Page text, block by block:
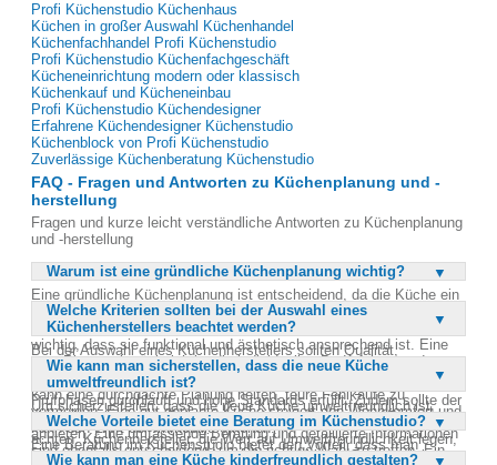
Profi Küchenstudio Küchenhaus
Küchen in großer Auswahl Küchenhandel
Küchenfachhandel Profi Küchenstudio
Profi Küchenstudio Küchenfachgeschäft
Kücheneinrichtung modern oder klassisch
Küchenkauf und Kücheneinbau
Profi Küchenstudio Küchendesigner
Erfahrene Küchendesigner Küchenstudio
Küchenblock von Profi Küchenstudio
Zuverlässige Küchenberatung Küchenstudio
FAQ - Fragen und Antworten zu Küchenplanung und -
herstellung
Fragen und kurze leicht verständliche Antworten zu Küchenplanung
und -herstellung
Warum ist eine gründliche Küchenplanung wichtig?
Eine gründliche Küchenplanung ist entscheidend, da die Küche ein
zentraler Raum im Zuhause ist, in dem man sich wohlfühlen sollte.
Sie wird oft über Jahre oder Jahrzehnte genutzt, daher ist es
wichtig, dass sie funktional und ästhetisch ansprechend ist. Eine
gute Planung berücksichtigt die individuellen Bedürfnisse und
Vorlieben, sodass die Küche optimal genutzt werden kann. Zudem
kann eine durchdachte Planung helfen, teure Fehlkäufe zu
vermeiden. Eine gut geplante Küche steigert den Wohnkomfort und
kann den Wert der Immobilie erhöhen.
Welche Kriterien sollten bei der Auswahl eines
Küchenherstellers beachtet werden?
Bei der Auswahl eines Küchenherstellers sollten Qualität,
Umweltfreundlichkeit und Sicherheit im Umgang mit Kindern im
Vordergrund stehen. Es ist wichtig, dass der Hersteller strenge
Prüfphasen durchläuft und hohe Standards erfüllt. Zudem sollte der
Hersteller eine breite Palette an modernen Geräten und Designs
anbieten. Eine umfassende Beratung und detaillierte Informationen
sind ebenfalls entscheidend, um die richtige Wahl zu treffen. Ein
Wie kann man sicherstellen, dass die neue Küche
umweltfreundlich ist?
Um sicherzustellen, dass die neue Küche umweltfreundlich ist,
sollte man auf nachhaltige Materialien und energieeffiziente Geräte
achten. Küchenhersteller, die Wert auf Umweltfreundlichkeit legen,
verwenden oft recycelbare Materialien und bieten Geräte mit hoher
Welche Vorteile bietet eine Beratung im Küchenstudio?
Eine Beratung im Küchenstudio bietet den Vorteil, dass man
professionelle Unterstützung bei der Planung und Gestaltung der
Wie kann man eine Küche kinderfreundlich gestalten?